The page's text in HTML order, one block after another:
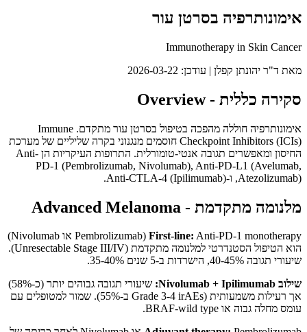
אימונותרפיה בסרטן עור
Immunotherapy in Skin Cancer
מאת ד"ר יהונתן קפלן | עודכן: 2026-03-22
סקירה כללית - Overview
אימונותרפיה חוללה מהפכה בטיפול בסרטן עור מתקדם. Immune
Checkpoint Inhibitors (ICIs) חוסמים מנגנוני בקרה שליליים של מערכת
החיסון ומאפשרים תגובה אנטי-טומורלית. התרופות העיקריות הן Anti-
PD-1 (Pembrolizumab, Nivolumab), Anti-PD-L1 (Avelumab,
Atezolizumab), ו-Anti-CTLA-4 (Ipilimumab).
מלנומה מתקדמת - Advanced Melanoma
First-line:
Anti-PD-1 monotherapy (Pembrolizumab או Nivolumab)
הוא הטיפול הסטנדרטי למלנומה מתקדמת (Unresectable Stage III/IV).
שיעורי תגובה 40-45%, הישרדות ב-5 שנים 35-40%.
שילוב Nivolumab + Ipilimumab:
שיעורי תגובה גבוהים יותר (כ-58%)
אך רעילות משמעותית (Grade 3-4 irAEs ב-55%). שמור למטופלים עם
עומס מחלה גבוה או BRAF-wild type.